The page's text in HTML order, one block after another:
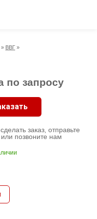
» ВВГ »
по запросу
заказ, отправьте
или позвоните нам